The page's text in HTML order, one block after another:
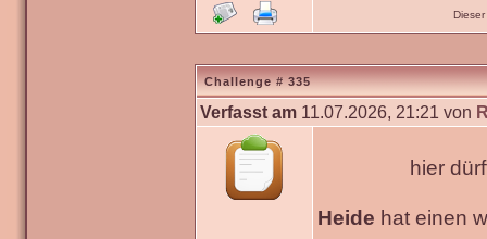
Challenge # 335
Verfasst am 11.07.2026, 21:21 von
hier
Heide hat einen